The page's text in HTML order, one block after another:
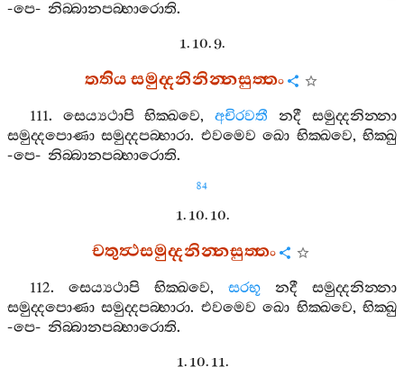
-පෙ- නිබ‍්බානපබ‍්භාරොති.
1. 10. 9.
තතියසමුද‍්දනිනින‍්නසුත‍්තං
111. සෙය්‍යථාපි භික‍්ඛවෙ,අචිරවතී නදී
සමුද‍්දනින‍්නා
සමුද‍්දපොණා සමුද‍්දපබ‍්භාරා. එවමෙව ඛො භික‍්ඛවෙ,භික‍්ඛු
-පෙ- නිබ‍්බානපබ‍්භාරොති.
84
1. 10. 10.
චතුත්‍ථසමුද‍්දනින‍්නසුත‍්තං
112. සෙය්‍යථාපි භික‍්ඛවෙ, සරභූ නදී
සමුද‍්දනින‍්නා
සමුද‍්දපොණා සමුද‍්දපබ‍්භාරා. එවමෙව ඛො භික‍්ඛවෙ,භික‍්ඛු
-පෙ- නිබ‍්බානපබ‍්භාරොති.
1. 10. 11.